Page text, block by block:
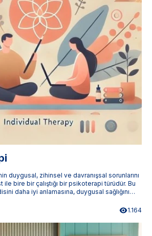
duygusal, zihinsel ve davranışsal sorunlarını
bire bir çalıştığı bir psikoterapi türüdür. Bu
daha iyi anlamasına, duygusal sağlığını
Türkiye'nin dört bir yanındaki uzman bireysel
1.164